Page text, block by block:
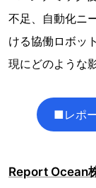
不足、自動化ニ
ける協働ロボッ
現にどのような
■レポ
Report Ocean